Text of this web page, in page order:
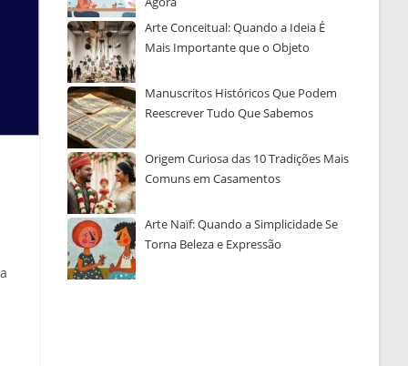
Arte Conceitual: Quando a Ideia É
Mais Importante que o Objeto
Manuscritos Históricos Que Podem
Reescrever Tudo Que Sabemos
Origem Curiosa das 10 Tradições Mais
Comuns em Casamentos
Arte Naïf: Quando a Simplicidade Se
Torna Beleza e Expressão